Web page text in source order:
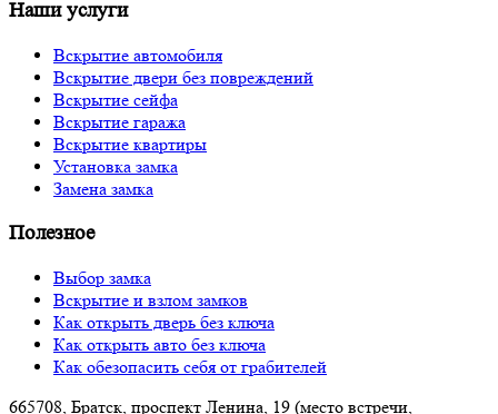
Наши услуги
Вскрытие автомобиля
Вскрытие двери без повреждений
Вскрытие сейфа
Вскрытие гаража
Вскрытие квартиры
Установка замка
Замена замка
Полезное
Выбор замка
Вскрытие и взлом замков
Как открыть дверь без ключа
Как открыть авто без ключа
Как обезопасить себя от грабителей
665708, Братск, проспект Ленина, 19 (место встречи,